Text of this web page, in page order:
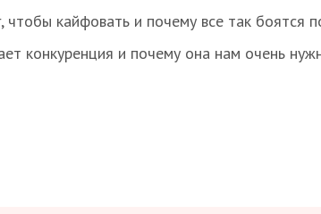
чтобы кайфовать и почему все так боятся
конкуренция и почему она нам очень